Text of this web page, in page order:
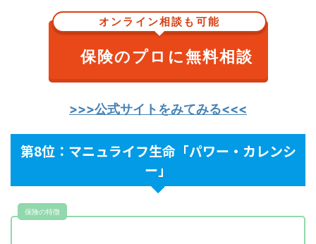
オンライン相談も可能
保険のプロに無料相談
>>>公式サイトをみてみる<<<
第8位：マニュライフ生命「パワー・カレンシ
ー」
保険の特徴